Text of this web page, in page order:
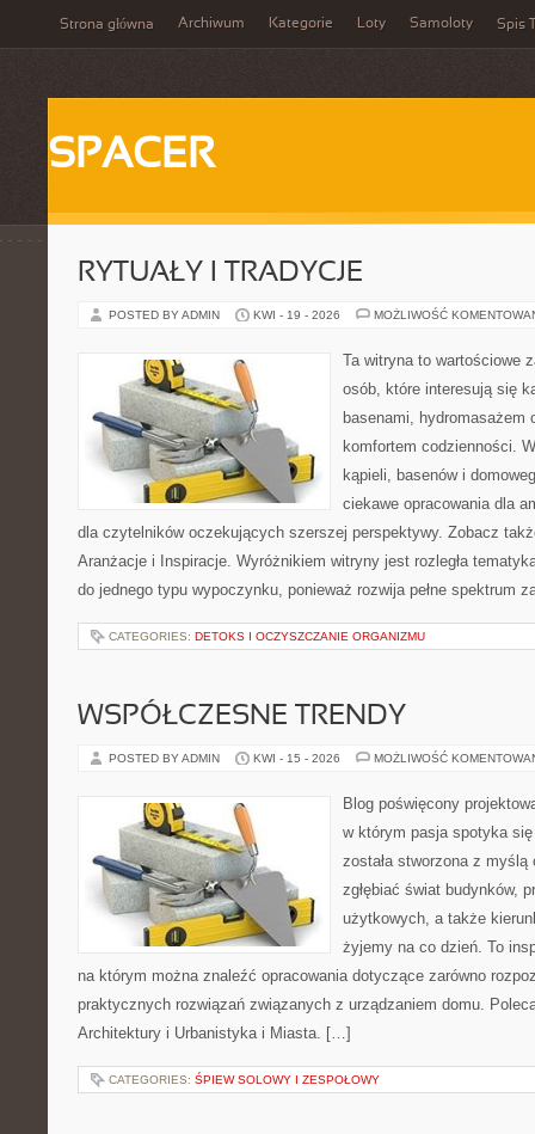
Strona główna Archiwum Kategorie Loty Samoloty Spis
SPACER
RYTUAŁY I TRADYCJE
POSTED BY ADMIN KWI - 19 - 2026 MOŻLIWOŚĆ
Ta witryna to wartościowe
osób, które interesują się
basenami, hydromasażem
komfortem codzienności.
kąpieli, basenów i
ciekawe opracowania dla
dla czytelników oczekujących szerszej perspektywy. Zobacz
Aranżacje i Inspiracje. Wyróżnikiem witryny jest rozległa
do jednego typu wypoczynku, ponieważ rozwija pełne spektrum
CATEGORIES: DETOKS I OCZYSZCZANIE ORGANIZMU
WSPÓŁCZESNE TRENDY
POSTED BY ADMIN KWI - 15 - 2026 MOŻLIWOŚĆ
Blog poświęcony
w którym pasja spotyka
została stworzona z
zgłębiać świat budynków,
użytkowych, a także
żyjemy na co dzień. To
na którym można znaleźć opracowania dotyczące zarówno
praktycznych rozwiązań związanych z urządzaniem domu.
Architektury i Urbanistyka i Miasta. […]
CATEGORIES: ŚPIEW SOLOWY I ZESPOŁOWY